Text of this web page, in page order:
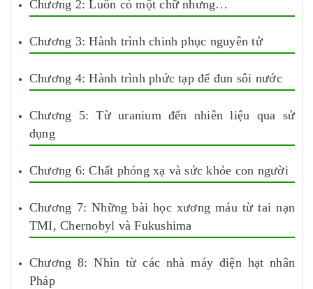
Chương 2: Luôn có một chữ nhưng…
Chương 3: Hành trình chinh phục nguyên tử
Chương 4: Hành trình phức tạp để đun sôi nước
Chương 5: Từ uranium đến nhiên liệu qua sử
dụng
Chương 6: Chất phóng xạ và sức khỏe con người
Chương 7: Những bài học xương máu từ tai nạn
TMI, Chernobyl và Fukushima
Chương 8: Nhìn từ các nhà máy điện hạt nhân
Pháp